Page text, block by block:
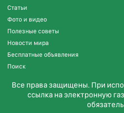
Статьи
Фото и видео
Полезные советы
Новости мира
Бесплатные объявления
Поиск
Все права защищены. При
ссылка на электронную